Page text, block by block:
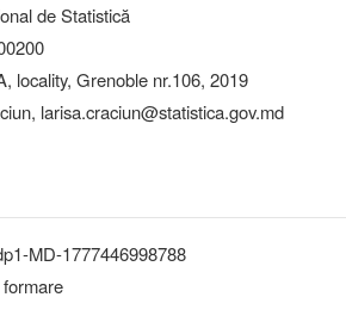
de Statistică
locality, Grenoble nr.106, 2019
larisa.craciun@statistica.gov.md
MD-1777446998788